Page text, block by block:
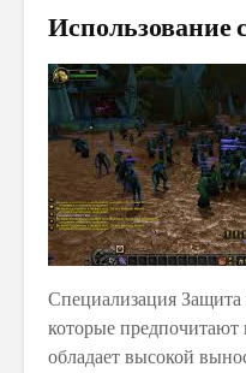
Использование
Специализация Защита
которые предпочитают
обладает высокой